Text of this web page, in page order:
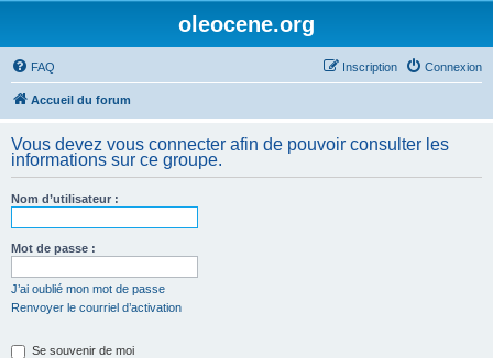
oleocene.org
FAQ Connexion
Inscription
Accueil du forum
Vous devez vous connecter afin de pouvoir consulter les
informations sur ce groupe.
Nom d’utilisateur :
Mot de passe :
J’ai oublié mon mot de passe
Renvoyer le courriel d’activation
Se souvenir de moi